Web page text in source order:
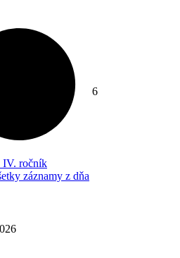
IV. ročník
záznamy z dňa
6